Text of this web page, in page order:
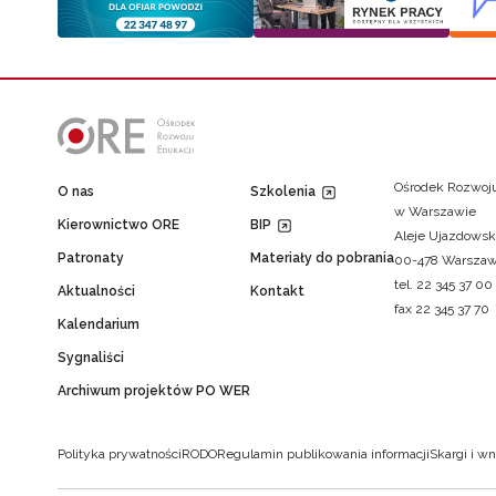
O nas
Kierownictwo ORE
Patronaty
Aktualności
Kalendarium
Sygnaliści
Archiwum projektów PO WER
Szkolenia
BIP
Materiały do pobrania
Kontakt
Ośrodek
w Warszawie
Aleje
00-478
tel. 22 345 37 00
fax 22 345 37 70
Polityka prywatnościRODORegulamin publikowania informacjiSkargi i